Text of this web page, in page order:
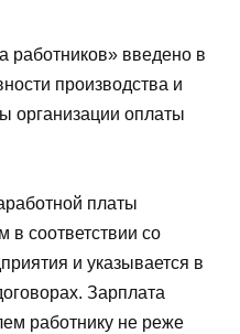
работников» введено в
производства и
организации оплаты
платы
в соответствии со
и указывается в
Зарплата
работнику не реже